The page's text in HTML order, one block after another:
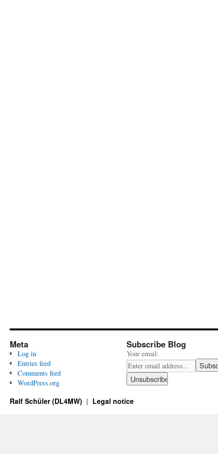
Meta
Log in
Entries feed
Comments feed
WordPress.org
Subscribe Blog
Your email:
Ralf Schüler (DL4MW) Legal notice